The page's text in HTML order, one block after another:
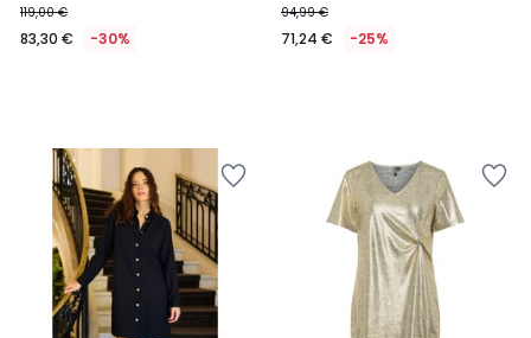
119,00 €
83,30 € -30%
94,99 €
71,24 € -25%